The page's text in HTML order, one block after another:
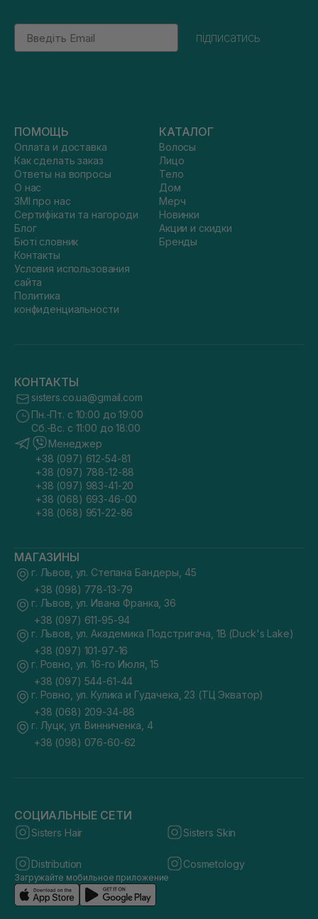
Email
підписатись
ПОМОЩЬ
Оплата и доставка
Как сделать заказ
Ответы на вопросы
О нас
ЗМІ про нас
Сертифікати та нагороди
Блог
Бюті словник
Контакты
Условия использования
сайта
Политика
конфиденциальности
КАТАЛОГ
Волосы
Лицо
Тело
Дом
Мерч
Новинки
Акции и скидки
Бренды
КОНТАКТЫ
sisters.co.ua@gmail.com
Пн.-Пт. с 10:00 до 19:00
Сб.-Вс. с 11:00 до 18:00
Менеджер
+38 (097) 612-54-81
+38 (097) 788-12-88
+38 (097) 983-41-20
+38 (068) 693-46-00
+38 (068) 951-22-86
МАГАЗИНЫ
г. Львов, ул. Степана Бандеры, 45
+38 (098) 778-13-79
г. Львов, ул. Ивана Франка, 36
+38 (097) 611-95-94
г. Львов, ул. Академика Подстригача, 1В (Duck's Lake)
+38 (097) 101-97-16
г. Ровно, ул. 16-го Июля, 15
+38 (097) 544-61-44
г. Ровно, ул. Кулика и Гудачека, 23 (ТЦ Экватор)
+38 (068) 209-34-88
г. Луцк, ул. Винниченка, 4
+38 (098) 076-60-62
СОЦИАЛЬНЫЕ СЕТИ
Sisters Hair Sisters Skin
Distribution Cosmetology
Загружайте мобильное приложение